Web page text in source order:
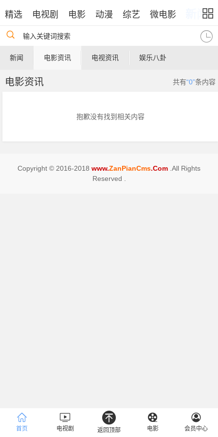
精选 电视剧 电影 动漫 综艺 微电影 新闻
输入关键词搜索
新闻 电影资讯 电视资讯 娱乐八卦
电影资讯 共有“0”条内容
抱歉没有找到相关内容
Copyright © 2016-2018 www.ZanPianCms.Com .All Rights
Reserved .
首页 电视剧 返回顶部 电影 会员中心